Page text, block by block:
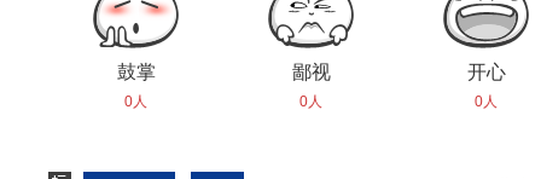
鼓掌
0人
鄙视
0人
开心
0人